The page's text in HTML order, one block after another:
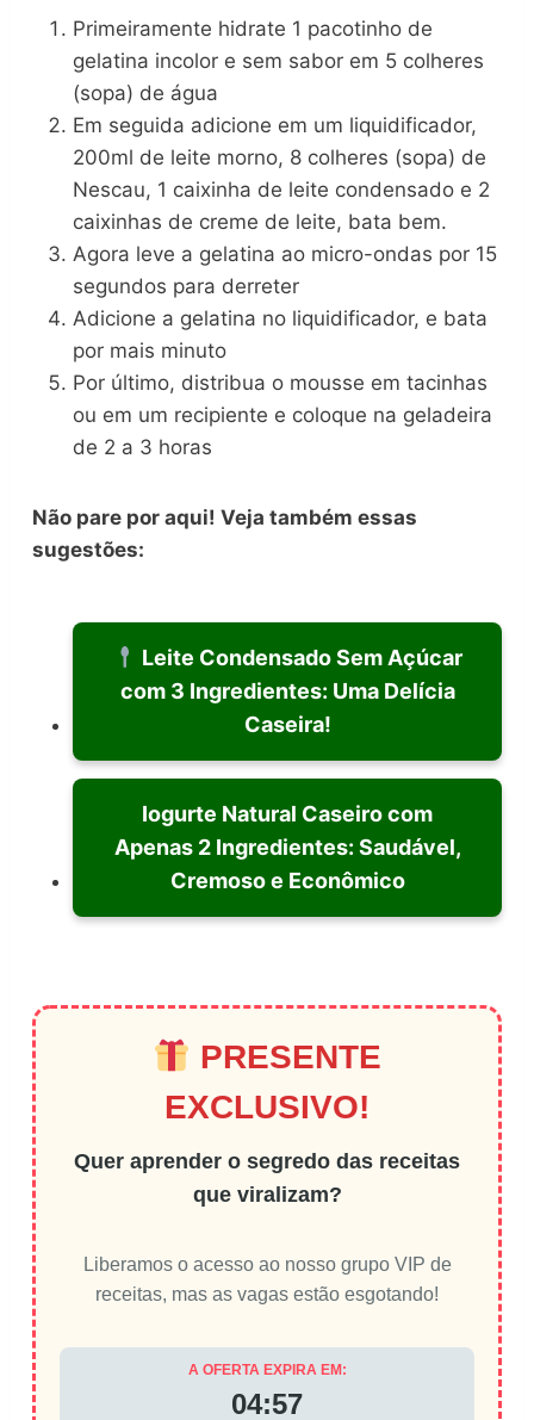
Primeiramente hidrate 1 pacotinho de
gelatina incolor e sem sabor em 5 colheres
(sopa) de água
Em seguida adicione em um liquidificador,
200ml de leite morno, 8 colheres (sopa) de
Nescau, 1 caixinha de leite condensado e 2
caixinhas de creme de leite, bata bem.
Agora leve a gelatina ao micro-ondas por 15
segundos para derreter
Adicione a gelatina no liquidificador, e bata
por mais minuto
Por último, distribua o mousse em tacinhas
ou em um recipiente e coloque na geladeira
de 2 a 3 horas
Não pare por aqui! Veja também essas
sugestões:
Leite Condensado Sem Açúcar
com 3 Ingredientes: Uma Delícia
Caseira!
Iogurte Natural Caseiro com
Apenas 2 Ingredientes: Saudável,
Cremoso e Econômico
PRESENTE
EXCLUSIVO!
Quer aprender o segredo das receitas
que viralizam?
Liberamos o acesso ao nosso grupo VIP de
receitas, mas as vagas estão esgotando!
A OFERTA EXPIRA EM:
04:56